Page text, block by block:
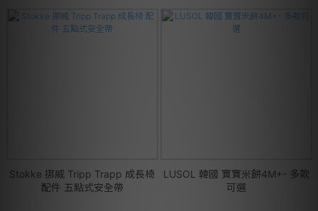
Stokke 挪威 Tripp Trapp 成長椅
配件 五點式安全帶
LUSOL 韓國 寶寶米餅4M+- 多款
可選